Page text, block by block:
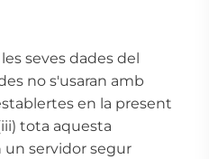
seves dades del
no s'usaran amb
en la present
tota aquesta
un servidor segur